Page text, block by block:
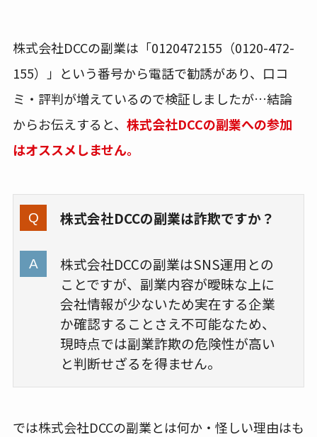
株式会社DCCの副業は「0120472155（0120-472-
155）」という番号から電話で勧誘があり、口コ
ミ・評判が増えているので検証しましたが…結論
からお伝えすると、 株式会社DCCの副業への参加
はオススメしません。
株式会社DCCの副業は詐欺ですか？
株式会社DCCの副業はSNS運用との
ことですが、副業内容が曖昧な上に
会社情報が少ないため実在する企業
か確認することさえ不可能なため、
現時点では副業詐欺の危険性が高い
と判断せざるを得ません。
では株式会社DCCの副業とは何か・怪しい理由はも